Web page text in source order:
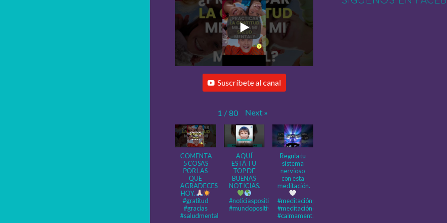
Suscríbete al canal
1 / 80 Next »
COMENTA
5 COSAS
POR LAS
QUE
AGRADECES
HOY.
#gratitud
#gracias
#saludmental
AQUÍ
ESTÁ TU
TOP DE
BUENAS
NOTICIAS.
#noticiaspositivas
#mundopositivo
Regula tu
sistema
nervioso
con esta
meditación.
#meditaciónguiada
#meditacióncorta
#calmamental